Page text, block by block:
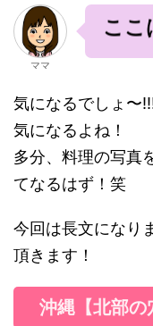
ママ
ここ
気になるでしょ〜
気になるよね！
多分、料理の写真
てなるはず！笑
今回は長文になり
頂きます！
沖縄【北部の